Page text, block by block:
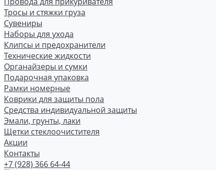
Тросы и стяжки груза
Сувениры
Наборы для ухода
Клипсы и предохранители
Технические жидкости
Органайзеры и сумки
Подарочная упаковка
Рамки номерные
Коврики для защиты пола
Средства индивидуальной защиты
Эмали, грунты, лаки
Щетки стеклоочистителя
Акции
Контакты
+7 (928) 366 64-44